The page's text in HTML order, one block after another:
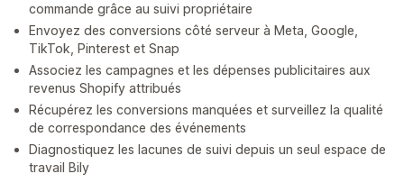
commande grâce au suivi propriétaire
Envoyez des conversions côté serveur à Meta, Google,
TikTok, Pinterest et Snap
Associez les campagnes et les dépenses publicitaires aux
revenus Shopify attribués
Récupérez les conversions manquées et surveillez la qualité
de correspondance des événements
Diagnostiquez les lacunes de suivi depuis un seul espace de
travail Bily